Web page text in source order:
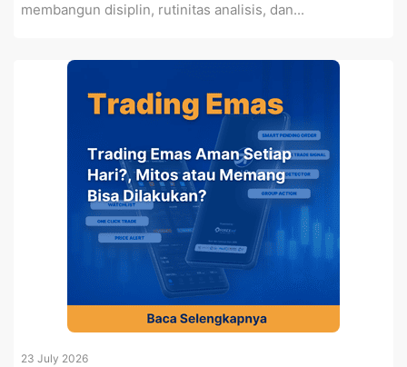
membangun disiplin, rutinitas analisis, dan...
23 July 2026